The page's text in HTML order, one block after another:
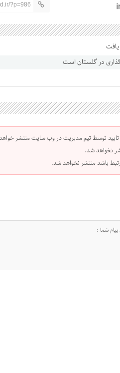
?p=986
توسط تیم مدیریت در وب سایت منتشر
نخواهد شد.
باشد منتشر نخواهد شد.